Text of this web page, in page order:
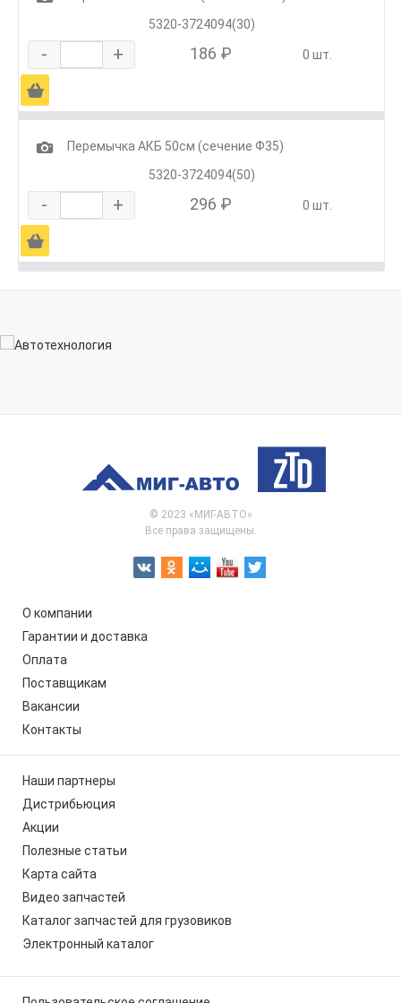
5320-3724094(30)
- + 186 ₽ 0 шт.
Ä
1
Перемычка АКБ 50см (сечение Ф35)
5320-3724094(50)
- + 296 ₽ 0 шт.
Ä
© 2023 «МИГ-АВТО»
Все права защищены.
О компании
Гарантии и доставка
Оплата
Поставщикам
Вакансии
Контакты
Наши партнеры
Дистрибьюция
Акции
Полезные статьи
Карта сайта
Видео запчастей
Каталог запчастей для грузовиков
Электронный каталог